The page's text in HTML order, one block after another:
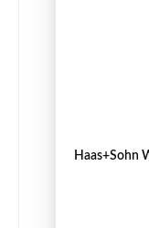
Haas+Sohn